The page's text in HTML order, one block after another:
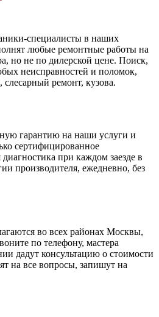
специалисты в наших
любые ремонтные работы на
но не по дилерской цене. Поиск,
неисправностей и поломок,
слесарный ремонт, кузова.
гарантию на наши услуги и
сертифицированное
при каждом заезде в
производителя, ежедневно, без
во всех районах Москвы,
по телефону, мастера
дадут консультацию о стоимости
на все вопросы, запишут на